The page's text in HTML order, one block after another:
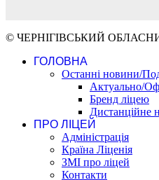
© ЧЕРНІГІВСЬКИЙ
ГОЛОВНА
Останні новини/
Актуально/
Бренд ліцею
Дистанційне
ПРО ЛІЦЕЙ
Адміністрація
Країна Ліценія
ЗМІ про ліцей
Контакти